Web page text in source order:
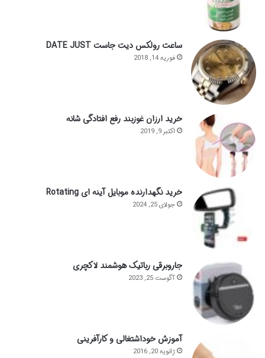
ساعت رولکس دیت جاست DATE JUST
فوریه 14, 2018
خرید ارزان غوزبند رفع افتادگی شانه
اکتبر 9, 2019
خرید نگهدارنده موبایل آینه ای Rotating
جولای 25, 2024
جاروبرقی رباتیک هوشمند لاکچری
آگوست 25, 2023
آموزش خوداشتغالی و کارآفرینی
ژانویه 20, 2016